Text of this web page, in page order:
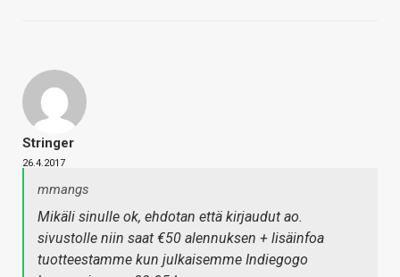
Stringer
26.4.2017
mmangs
Mikäli sinulle ok, ehdotan että kirjaudut ao.
sivustolle niin saat €50 alennuksen + lisäinfoa
tuotteestamme kun julkaisemme Indiegogo